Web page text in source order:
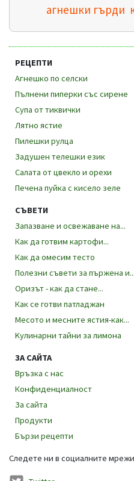
агнешки гърди
РЕЦЕПТИ
Агнешко по селски
Пълнени пиперки със сирене
Супа от тиквички
Лятно ястие
Пилешки рулца
Задушен телешки език
Салата от цвекло и орехи
Печена пуйка с кисело зеле
СЪВЕТИ
Запазване и освежаване на...
Как да готвим картофи...
Как да омесим тесто
Полезни съвети за пържена и...
Оризът - как да стане...
Как се готви патладжан
Месото и месните ястия-как...
Kулинарни тайни за лимона
ЗА САЙТА
Връзка с нас
Конфиденциалност
За сайта
Продукти
Бързи рецепти
Следете ни в социалните